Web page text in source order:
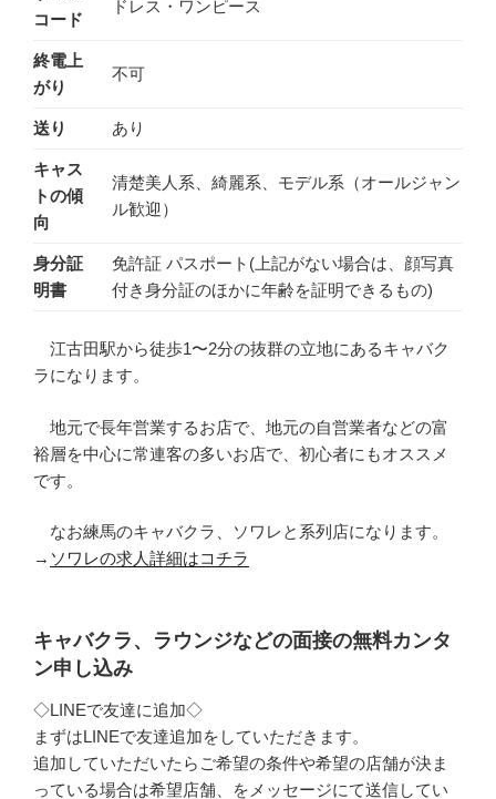
コード
ドレス・ワンピース
終電上
がり
不可
送り あり
キャス
トの傾
向
清楚美人系、綺麗系、モデル系（オールジャン
ル歓迎）
身分証
明書
免許証 パスポート(上記がない場合は、顔写真
付き身分証のほかに年齢を証明できるもの)
江古田駅から徒歩1〜2分の抜群の立地にあるキャバク
ラになります。
地元で長年営業するお店で、地元の自営業者などの富
裕層を中心に常連客の多いお店で、初心者にもオススメ
です。
なお練馬のキャバクラ、ソワレと系列店になります。
→ ソワレの求人詳細はコチラ
キャバクラ、ラウンジなどの面接の無料カンタ
ン申し込み
◇LINEで友達に追加◇
まずはLINEで友達追加をしていただきます。
追加していただいたらご希望の条件や希望の店舗が決ま
っている場合は希望店舗、をメッセージにて送信してい